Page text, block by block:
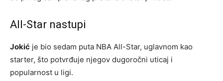
All-Star nastupi
Jokić je bio sedam puta NBA All-Star, uglavnom kao
starter, što potvrđuje njegov dugoročni uticaj i
popularnost u ligi.